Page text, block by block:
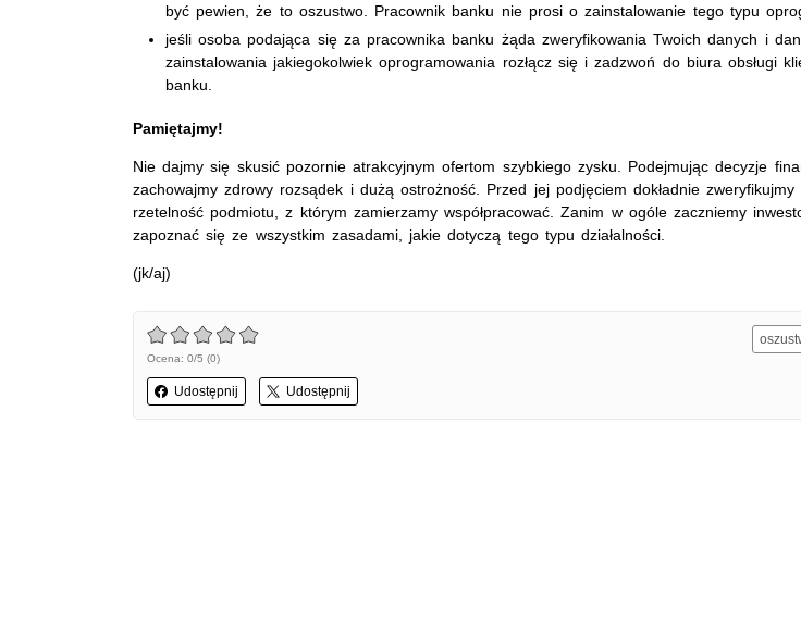
być pewien, że to oszustwo. Pracownik banku nie prosi o zainstalowanie tego typu
jeśli osoba podająca się za pracownika banku żąda zweryfikowania Twoich danych i
zainstalowania jakiegokolwiek oprogramowania rozłącz się i zadzwoń do biura obsługi
banku.
Pamiętajmy!
Nie dajmy się skusić pozornie atrakcyjnym ofertom szybkiego zysku. Podejmując decyzje
zachowajmy zdrowy rozsądek i dużą ostrożność. Przed jej podjęciem dokładnie
rzetelność podmiotu, z którym zamierzamy współpracować. Zanim w ogóle zaczniemy
zapoznać się ze wszystkim zasadami, jakie dotyczą tego typu działalności.
(jk/aj)
Ocena: 0/5 (0)
Udostępnij Udostępnij